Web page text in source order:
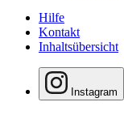
Hilfe
Kontakt
Inhaltsübersicht
Instagram